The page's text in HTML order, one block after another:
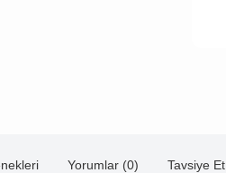
Yorumlar (0) Tavsiye Et